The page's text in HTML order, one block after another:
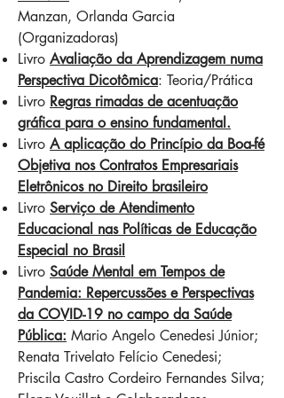
Manzan, Orlanda Garcia
(Organizadoras)
Livro Avaliação da Aprendizagem numa
Perspectiva Dicotômica: Teoria/Prática
Livro Regras rimadas de acentuação
gráfica para o ensino fundamental.
Livro A aplicação do Princípio da Boa-fé
Objetiva nos Contratos Empresariais
Eletrônicos no Direito brasileiro
Livro Serviço de Atendimento
Educacional nas Políticas de Educação
Especial no Brasil
Livro Saúde Mental em Tempos de
Pandemia: Repercussões e Perspectivas
da COVID-19 no campo da Saúde
Pública: Mario Angelo Cenedesi Júnior;
Renata Trivelato Felício Cenedesi;
Priscila Castro Cordeiro Fernandes Silva;